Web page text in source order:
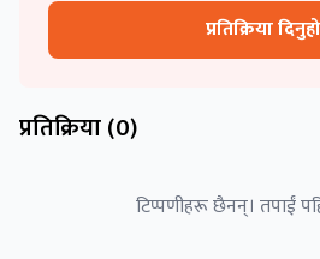
प्रतिक्रिया
प्रतिक्रिया (0)
टिप्पणीहरू छैनन्। तपाईं